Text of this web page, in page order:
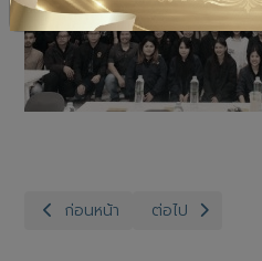
เนื้อหาก่อนหน้า: สำนักงานปศุสัต
ก่อนหน้า เนื้อหาถัดไป: ส
ต่อไป